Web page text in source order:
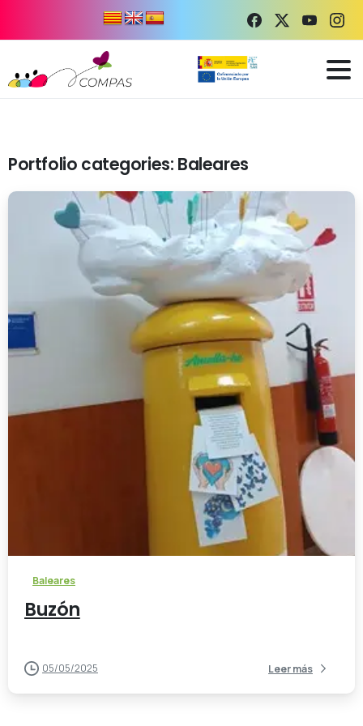
Portfolio categories: Baleares
Baleares
Buzón
05/05/2025 Leer más